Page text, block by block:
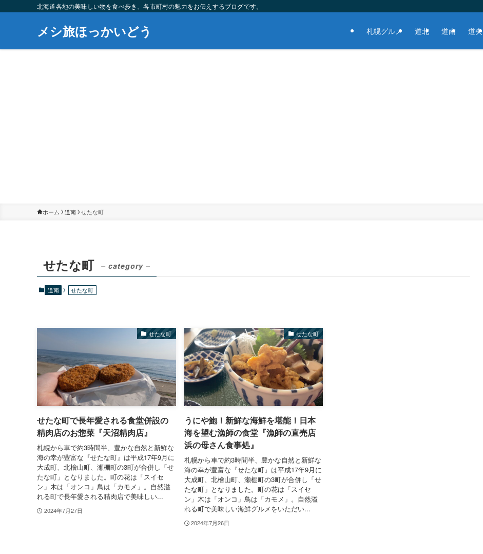
北海道各地の美味しい物を食べ歩き、各市町村の魅力をお伝えするブログです。
メシ旅ほっかいどう 札幌グルメ 道北 道南 道央
ホーム 道南 せたな町
せたな町 – category –
道南 せたな町
せたな町
せたな町で長年愛される食堂併設の
精肉店のお惣菜『天沼精肉店』
札幌から車で約3時間半、豊かな自然と新鮮な
海の幸が豊富な『せたな町』は平成17年9月に
大成町、北檜山町、瀬棚町の3町が合併し「せ
たな町」となりました。町の花は「スイセ
ン」木は「オンコ」鳥は「カモメ」。自然溢
れる町で長年愛される精肉店で美味しい...
2024年7月27日
せたな町
うにや鮑！新鮮な海鮮を堪能！日本
海を望む漁師の食堂『漁師の直売店
浜の母さん食事処』
札幌から車で約3時間半、豊かな自然と新鮮な
海の幸が豊富な『せたな町』は平成17年9月に
大成町、北檜山町、瀬棚町の3町が合併し「せ
たな町」となりました。町の花は「スイセ
ン」木は「オンコ」鳥は「カモメ」。自然溢
れる町で美味しい海鮮グルメをいただい...
2024年7月26日